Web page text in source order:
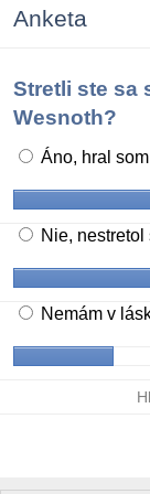
Anketa
Stretli ste sa
Wesnoth?
Áno, hral
Nie, nestretol
Nemám v